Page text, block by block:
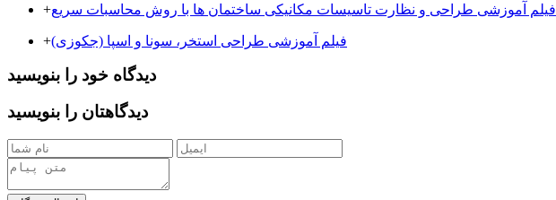
+فیلم آموزشی طراحی و نظارت تاسیسات مکانیکی ساختمان ها با روش محاسبات سریع
+فیلم آموزشی طراحی استخر، سونا و اسپا (جکوزی)
دیدگاه خود را بنویسید
دیدگاهتان را بنویسید